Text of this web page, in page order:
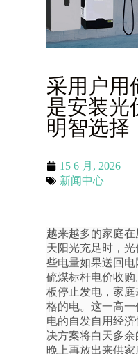
采用户用
是安装光
明智选择
15 6 月, 2026
新闻中心
越来越多的家庭
天阳光充足时，
些电量如果送回
硫煤标杆电价收
板停止发电，家
格的电。这一高
电的自发自用经
决方案将白天多余
晚上再放出来供家